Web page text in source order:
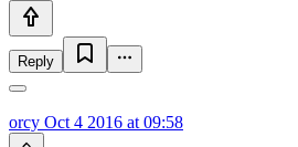
Reply
orcy Oct 4 2016 at 09:58